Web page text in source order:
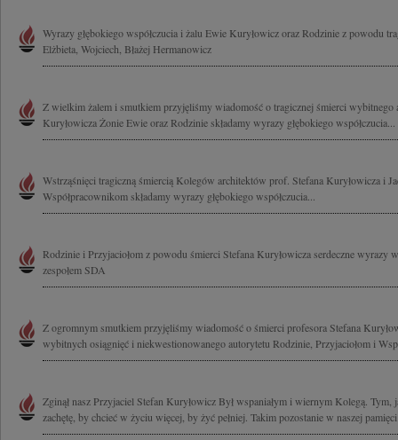
Wyrazy głębokiego współczucia i żalu Ewie Kuryłowicz oraz Rodzinie z powodu
Elżbieta, Wojciech, Błażej Hermanowicz
Z wielkim żalem i smutkiem przyjęliśmy wiadomość o tragicznej śmierci wybitnego
Kuryłowicza Żonie Ewie oraz Rodzinie składamy wyrazy głębokiego współczucia...
Wstrząśnięci tragiczną śmiercią Kolegów architektów prof. Stefana Kuryłowicza i
Współpracownikom składamy wyrazy głębokiego współczucia...
Rodzinie i Przyjaciołom z powodu śmierci Stefana Kuryłowicza serdeczne wyrazy
zespołem SDA
Z ogromnym smutkiem przyjęliśmy wiadomość o śmierci profesora Stefana
wybitnych osiągnięć i niekwestionowanego autorytetu Rodzinie, Przyjaciołom i
Zginął nasz Przyjaciel Stefan Kuryłowicz Był wspaniałym i wiernym Kolegą. Tym,
zachętę, by chcieć w życiu więcej, by żyć pełniej. Takim pozostanie w naszej